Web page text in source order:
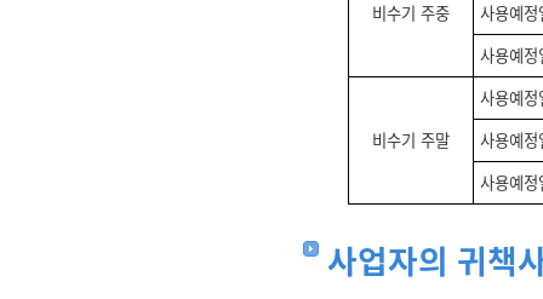
비수기 주중
사용예
사용예
비수기 주말
사용예
사용예
사용예
사업자의 귀책